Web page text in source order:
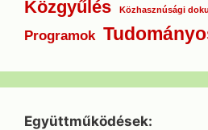
Közgyűlés Közhasznúsági
Programok
Együttműködések: